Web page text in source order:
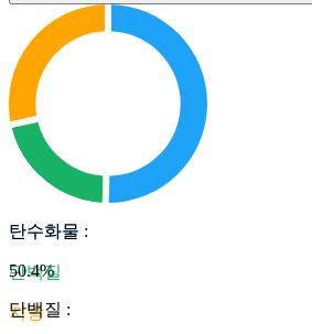
탄수화물
단백질
지방
탄수화물 :
50.4%
단백질 :